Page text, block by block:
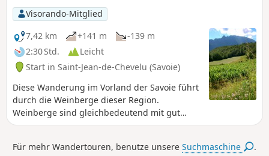
Visorando-Mitglied
7,42 km
+141 m
-139 m
2:30 Std.
Leicht
Start in Saint-Jean-de-Chevelu (Savoie)
Diese Wanderung im Vorland der Savoie führt
durch die Weinberge dieser Region.
Weinberge sind gleichbedeutend mit gut
exponierten Parzellen.
Für mehr Wandertouren, benutze unsereSuchmaschine .